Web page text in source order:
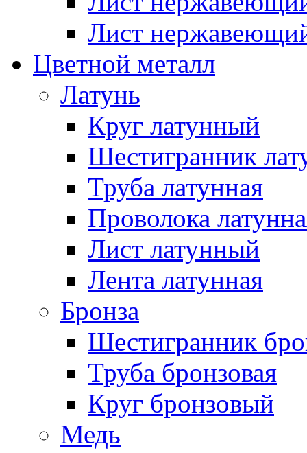
Лист
Цветной металл
Латунь
Круг латунный
Шестигранник
Труба латунная
Проволока
Лист латунный
Лента латунная
Бронза
Шестигранник
Труба бронзовая
Круг бронзовый
Медь